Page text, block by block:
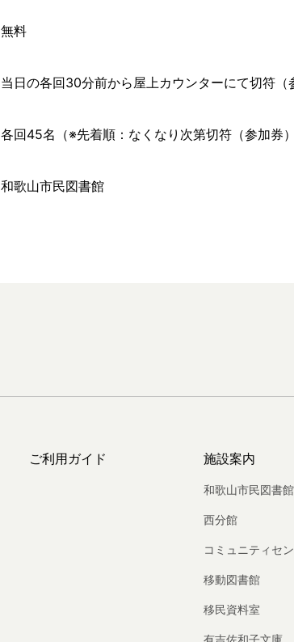
無料
当日の各回30分前から屋上カウンターにて切符（
各回45名（※先着順：なくなり次第切符（参加券）
和歌山市民図書館
ご利用ガイド 施設案内
和歌山市民図書館
西分館
コミュニティセ
移動図書館
移民資料室
有吉佐和子文庫